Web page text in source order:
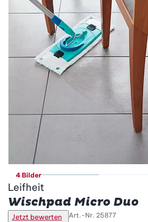
4 Bilder
Leifheit
Wischpad Micro Duo
Jetzt bewerten Art.-Nr. 25877